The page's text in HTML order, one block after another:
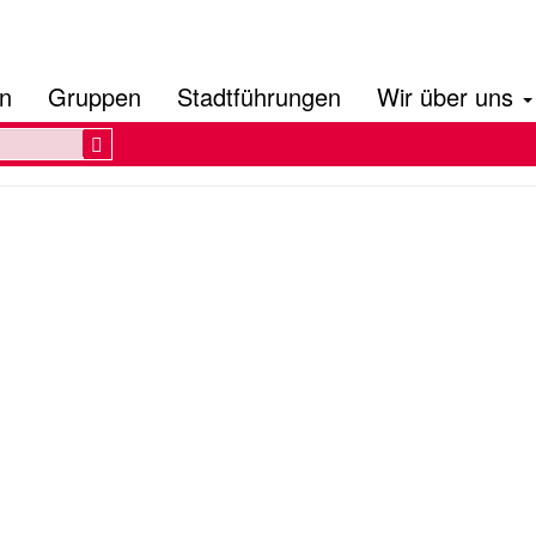
Gruppen Stadtführungen Wir über uns
Search